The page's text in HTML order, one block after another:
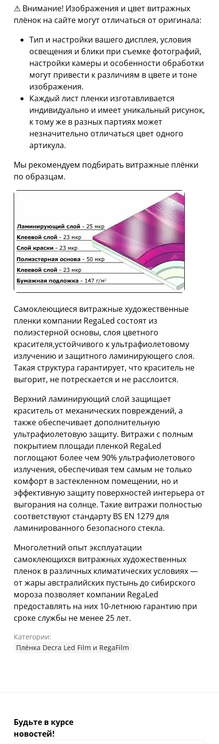
⚠ Внимание! Изображения и цвет витражных
плёнок на сайте могут отличаться от оригинала:
Тип и настройки вашего дисплея, условия
освещения и блики при съемке фотографий,
настройки камеры и особенности обработки
могут привести к различиям в цвете и тоне
изображения.
Каждый лист пленки изготавливается
индивидуально и имеет уникальный рисунок,
к тому же в разных партиях может
незначительно отличаться цвет одного
артикула.
Мы рекомендуем подбирать витражные плёнки
по образцам.
Cамоклеющиеся витражные художественные
пленки компании RegaLed состоят из
полиэстерной основы, слоя цветного
красителя,устойчивого к ультрафиолетовому
излучению и защитного ламинирующего слоя.
Такая структура гарантирует, что краситель не
выгорит, не потрескается и не расслоится.
Верхний ламинирующий слой защищает
краситель от механических повреждений, а
также обеспечивает дополнительную
ультрафиолетовую защиту. Витражи с полным
покрытием площади пленкой RegaLed
поглощают более чем 90% ультрафиолетового
излучения, обеспечивая тем самым не только
комфорт в застекленном помещении, но и
эффективную защиту поверхностей интерьера от
выгорания на солнце. Такие витражи полностью
соответствуют стандарту BS EN 1279 для
ламинированного безопасного стекла.
Многолетний опыт эксплуатации
самоклеющихся витражных художественных
пленок в различных климатических условиях —
от жары австралийских пустынь до сибирского
мороза позволяет компании RegaLed
предоставлять на них 10-летнюю гарантию при
сроке службы не менее 25 лет.
Категории:
Плёнка Decra Led Film и RegaFilm
Будьте в курсе
новостей!